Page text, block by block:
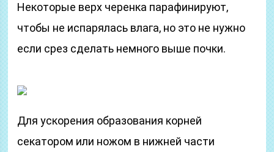
Некоторые верх черенка парафинируют,
чтобы не испарялась влага, но это не нужно
если срез сделать немного выше почки.
Для ускорения образования корней
секатором или ножом в нижней части